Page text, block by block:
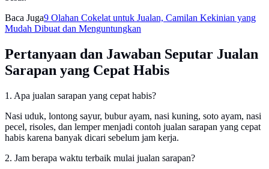
Baca Juga9 Olahan Cokelat untuk Jualan, Camilan Kekinian yang
Mudah Dibuat dan Menguntungkan
Pertanyaan dan Jawaban Seputar Jualan
Sarapan yang Cepat Habis
1. Apa jualan sarapan yang cepat habis?
Nasi uduk, lontong sayur, bubur ayam, nasi kuning, soto ayam, nasi
pecel, risoles, dan lemper menjadi contoh jualan sarapan yang cepat
habis karena banyak dicari sebelum jam kerja.
2. Jam berapa waktu terbaik mulai jualan sarapan?